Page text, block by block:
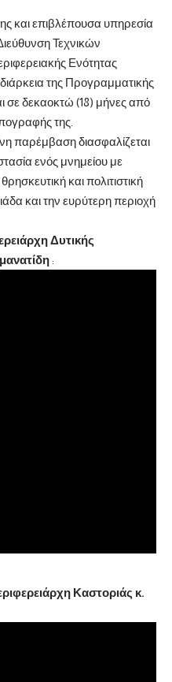
και επιβλέπουσα υπηρεσία
Τεχνικών
Ενότητας
της Προγραμματικής
σε δεκαοκτώ (18) μήνες από
της.
παρέμβαση διασφαλίζεται
ενός μνημείου με
θρησκευτική και πολιτιστική
και την ευρύτερη περιοχή
Δυτικής
:
Καστοριάς κ.